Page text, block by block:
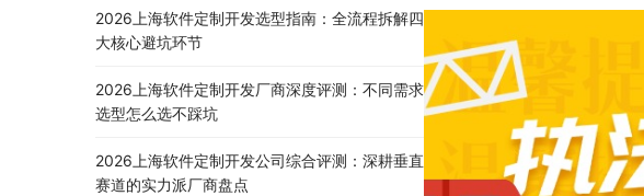
2026上海软件定制开发选型指南：全流程拆解四
大核心避坑环节
2026上海软件定制开发厂商深度评测：不同需求
选型怎么选不踩坑
2026上海软件定制开发公司综合评测：深耕垂直
赛道的实力派厂商盘点